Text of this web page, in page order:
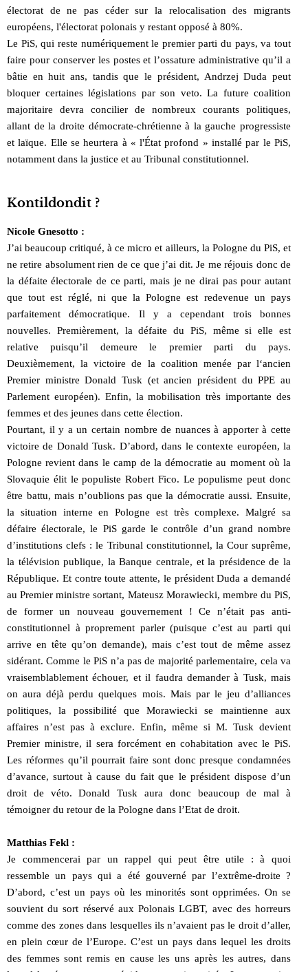
électorat de ne pas céder sur la relocalisation des migrants
européens, l'électorat polonais y restant opposé à 80%.
Le PiS, qui reste numériquement le premier parti du pays, va tout
faire pour conserver les postes et l’ossature administrative qu’il a
bâtie en huit ans, tandis que le président, Andrzej Duda peut
bloquer certaines législations par son veto. La future coalition
majoritaire devra concilier de nombreux courants politiques,
allant de la droite démocrate-chrétienne à la gauche progressiste
et laïque. Elle se heurtera à « l'État profond » installé par le PiS,
notamment dans la justice et au Tribunal constitutionnel.
Kontildondit ?
Nicole Gnesotto :
J’ai beaucoup critiqué, à ce micro et ailleurs, la Pologne du PiS, et
ne retire absolument rien de ce que j’ai dit. Je me réjouis donc de
la défaite électorale de ce parti, mais je ne dirai pas pour autant
que tout est réglé, ni que la Pologne est redevenue un pays
parfaitement démocratique. Il y a cependant trois bonnes
nouvelles. Premièrement, la défaite du PiS, même si elle est
relative puisqu’il demeure le premier parti du pays.
Deuxièmement, la victoire de la coalition menée par l‘ancien
Premier ministre Donald Tusk (et ancien président du PPE au
Parlement européen). Enfin, la mobilisation très importante des
femmes et des jeunes dans cette élection.
Pourtant, il y a un certain nombre de nuances à apporter à cette
victoire de Donald Tusk. D’abord, dans le contexte européen, la
Pologne revient dans le camp de la démocratie au moment où la
Slovaquie élit le populiste Robert Fico. Le populisme peut donc
être battu, mais n’oublions pas que la démocratie aussi. Ensuite,
la situation interne en Pologne est très complexe. Malgré sa
défaire électorale, le PiS garde le contrôle d’un grand nombre
d’institutions clefs : le Tribunal constitutionnel, la Cour suprême,
la télévision publique, la Banque centrale, et la présidence de la
République. Et contre toute attente, le président Duda a demandé
au Premier ministre sortant, Mateusz Morawiecki, membre du PiS,
de former un nouveau gouvernement ! Ce n’était pas anti-
constitutionnel à proprement parler (puisque c’est au parti qui
arrive en tête qu’on demande), mais c’est tout de même assez
sidérant. Comme le PiS n’a pas de majorité parlementaire, cela va
vraisemblablement échouer, et il faudra demander à Tusk, mais
on aura déjà perdu quelques mois. Mais par le jeu d’alliances
politiques, la possibilité que Morawiecki se maintienne aux
affaires n’est pas à exclure. Enfin, même si M. Tusk devient
Premier ministre, il sera forcément en cohabitation avec le PiS.
Les réformes qu’il pourrait faire sont donc presque condamnées
d’avance, surtout à cause du fait que le président dispose d’un
droit de véto. Donald Tusk aura donc beaucoup de mal à
témoigner du retour de la Pologne dans l’Etat de droit.
Matthias Fekl :
Je commencerai par un rappel qui peut être utile : à quoi
ressemble un pays qui a été gouverné par l’extrême-droite ?
D’abord, c’est un pays où les minorités sont opprimées. On se
souvient du sort réservé aux Polonais LGBT, avec des horreurs
comme des zones dans lesquelles ils n’avaient pas le droit d’aller,
en plein cœur de l’Europe. C’est un pays dans lequel les droits
des femmes sont remis en cause les uns après les autres, dans